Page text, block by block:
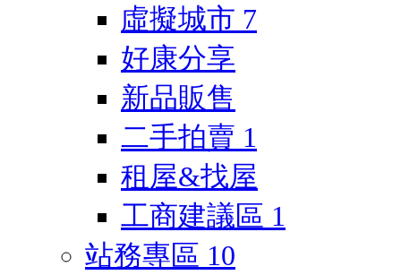
虛擬城市 7
好康分享
新品販售
二手拍賣 1
租屋&找屋
工商建議區 1
站務專區 10